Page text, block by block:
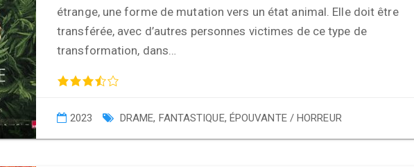
étrange, une forme de mutation vers un état animal. Elle doit être
transférée, avec d’autres personnes victimes de ce type de
transformation, dans…
2023 DRAME, FANTASTIQUE, ÉPOUVANTE / HORREUR